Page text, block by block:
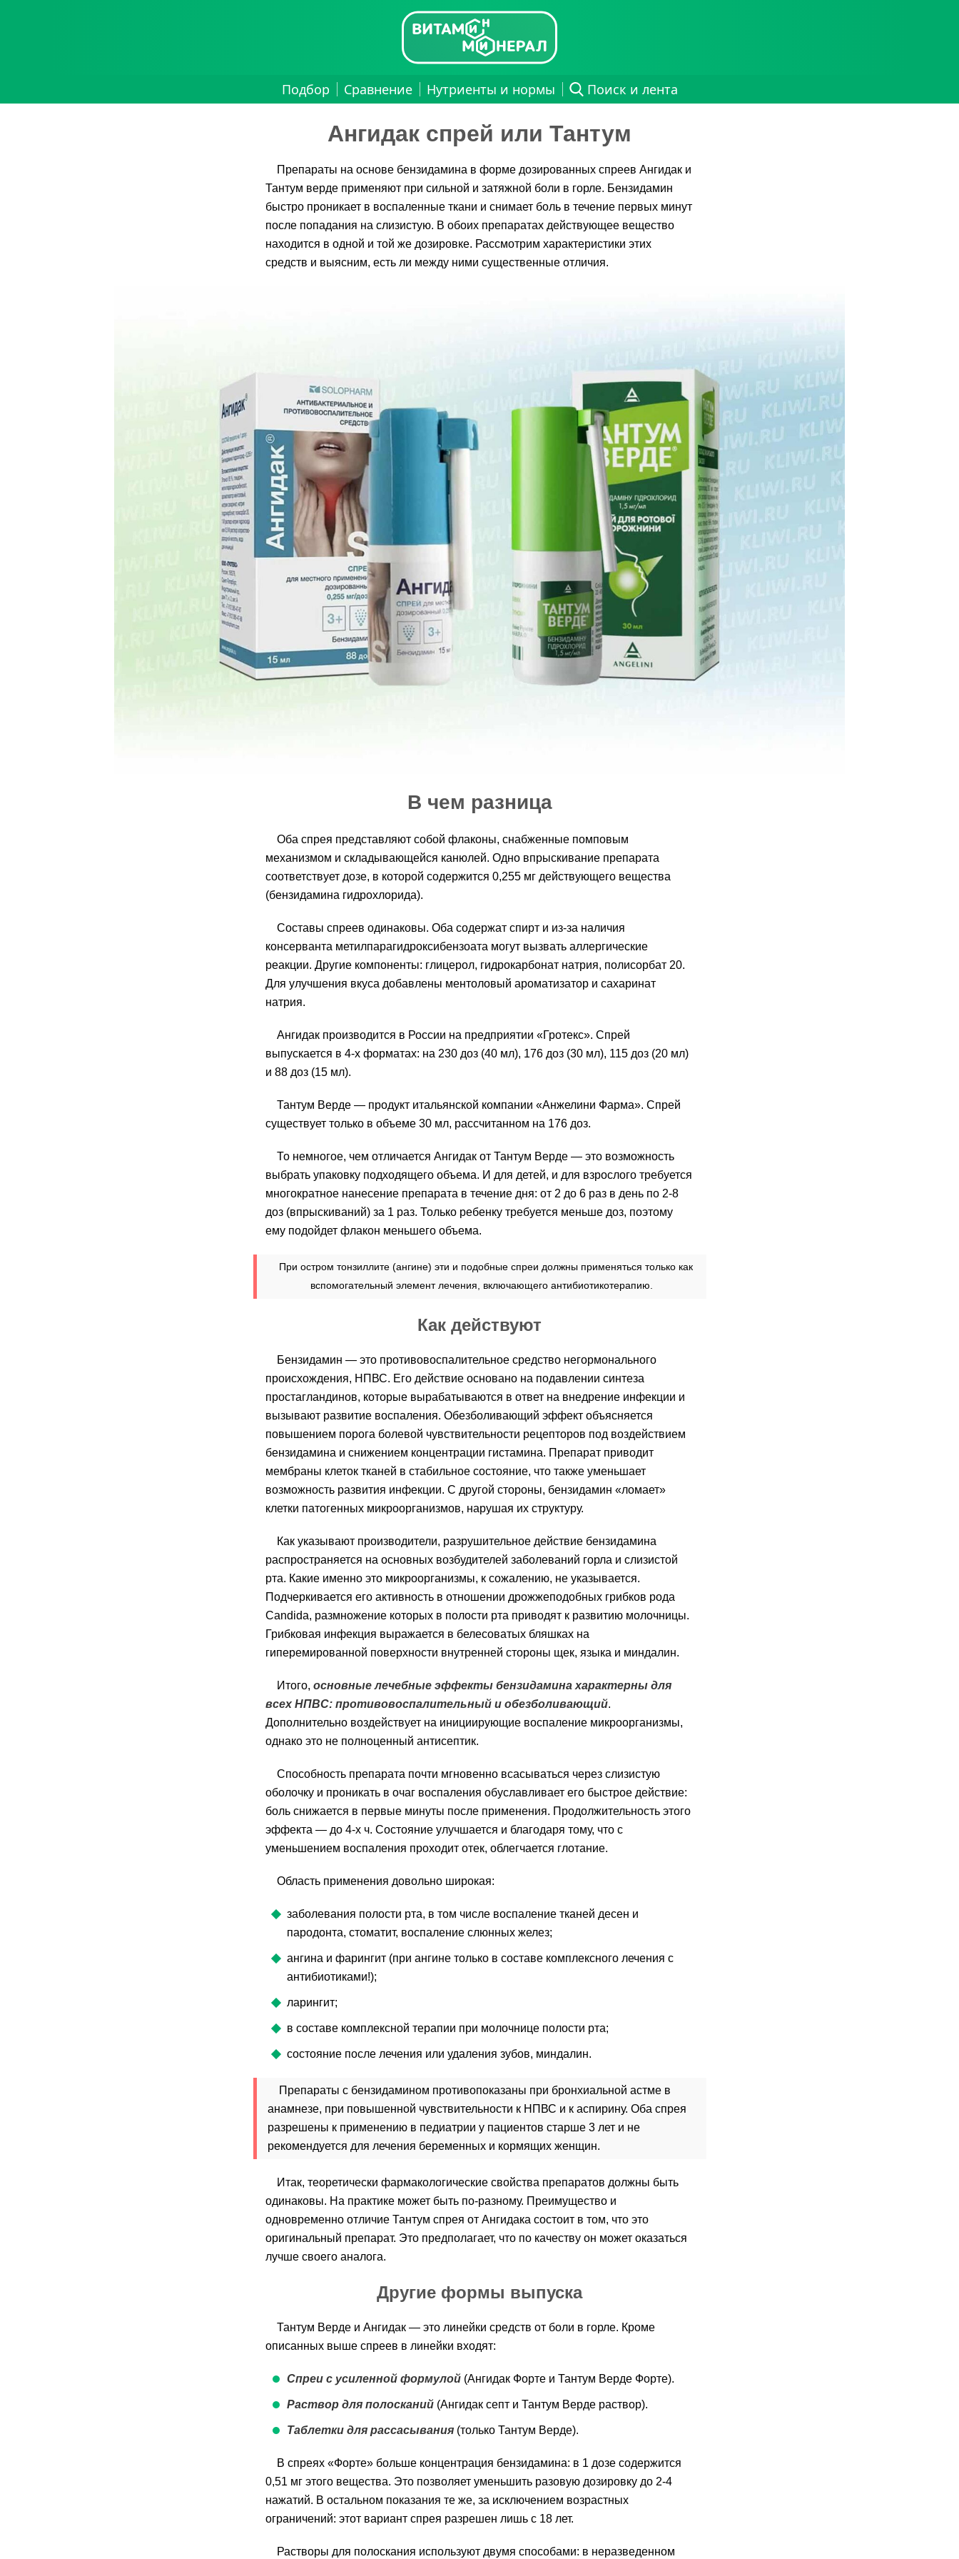
Подбор Сравнение Нутриенты и нормы Поиск и лента
Ангидак спрей или Тантум
Препараты на основе бензидамина в форме дозированных спреев Ангидак и
Тантум верде применяют при сильной и затяжной боли в горле. Бензидамин
быстро проникает в воспаленные ткани и снимает боль в течение первых минут
после попадания на слизистую. В обоих препаратах действующее вещество
находится в одной и той же дозировке. Рассмотрим характеристики этих
средств и выясним, есть ли между ними существенные отличия.
В чем разница
Оба спрея представляют собой флаконы, снабженные помповым
механизмом и складывающейся канюлей. Одно впрыскивание препарата
соответствует дозе, в которой содержится 0,255 мг действующего вещества
(бензидамина гидрохлорида).
Составы спреев одинаковы. Оба содержат спирт и из-за наличия
консерванта метилпарагидроксибензоата могут вызвать аллергические
реакции. Другие компоненты: глицерол, гидрокарбонат натрия, полисорбат 20.
Для улучшения вкуса добавлены ментоловый ароматизатор и сахаринат
натрия.
Ангидак производится в России на предприятии «Гротекс». Спрей
выпускается в 4-х форматах: на 230 доз (40 мл), 176 доз (30 мл), 115 доз (20 мл)
и 88 доз (15 мл).
Тантум Верде — продукт итальянской компании «Анжелини Фарма». Спрей
существует только в объеме 30 мл, рассчитанном на 176 доз.
То немногое, чем отличается Ангидак от Тантум Верде — это возможность
выбрать упаковку подходящего объема. И для детей, и для взрослого требуется
многократное нанесение препарата в течение дня: от 2 до 6 раз в день по 2-8
доз (впрыскиваний) за 1 раз. Только ребенку требуется меньше доз, поэтому
ему подойдет флакон меньшего объема.
При остром тонзиллите (ангине) эти и подобные спреи должны применяться только как
вспомогательный элемент лечения, включающего антибиотикотерапию.
Как действуют
Бензидамин — это противовоспалительное средство негормонального
происхождения, НПВС. Его действие основано на подавлении синтеза
простагландинов, которые вырабатываются в ответ на внедрение инфекции и
вызывают развитие воспаления. Обезболивающий эффект объясняется
повышением порога болевой чувствительности рецепторов под воздействием
бензидамина и снижением концентрации гистамина. Препарат приводит
мембраны клеток тканей в стабильное состояние, что также уменьшает
возможность развития инфекции. С другой стороны, бензидамин «ломает»
клетки патогенных микроорганизмов, нарушая их структуру.
Как указывают производители, разрушительное действие бензидамина
распространяется на основных возбудителей заболеваний горла и слизистой
рта. Какие именно это микроорганизмы, к сожалению, не указывается.
Подчеркивается его активность в отношении дрожжеподобных грибков рода
Candida, размножение которых в полости рта приводят к развитию молочницы.
Грибковая инфекция выражается в белесоватых бляшках на
гиперемированной поверхности внутренней стороны щек, языка и миндалин.
Итого, основные лечебные эффекты бензидамина характерны для
всех НПВС: противовоспалительный и обезболивающий.
Дополнительно воздействует на инициирующие воспаление микроорганизмы,
однако это не полноценный антисептик.
Способность препарата почти мгновенно всасываться через слизистую
оболочку и проникать в очаг воспаления обуславливает его быстрое действие:
боль снижается в первые минуты после применения. Продолжительность этого
эффекта — до 4-х ч. Состояние улучшается и благодаря тому, что с
уменьшением воспаления проходит отек, облегчается глотание.
Область применения довольно широкая:
заболевания полости рта, в том числе воспаление тканей десен и
пародонта, стоматит, воспаление слюнных желез;
ангина и фарингит (при ангине только в составе комплексного лечения с
антибиотиками!);
ларингит;
в составе комплексной терапии при молочнице полости рта;
состояние после лечения или удаления зубов, миндалин.
Препараты с бензидамином противопоказаны при бронхиальной астме в
анамнезе, при повышенной чувствительности к НПВС и к аспирину. Оба спрея
разрешены к применению в педиатрии у пациентов старше 3 лет и не
рекомендуется для лечения беременных и кормящих женщин.
Итак, теоретически фармакологические свойства препаратов должны быть
одинаковы. На практике может быть по-разному. Преимущество и
одновременно отличие Тантум спрея от Ангидака состоит в том, что это
оригинальный препарат. Это предполагает, что по качеству он может оказаться
лучше своего аналога.
Другие формы выпуска
Тантум Верде и Ангидак — это линейки средств от боли в горле. Кроме
описанных выше спреев в линейки входят:
Спреи с усиленной формулой (Ангидак Форте и Тантум Верде Форте).
Раствор для полосканий (Ангидак септ и Тантум Верде раствор).
Таблетки для рассасывания (только Тантум Верде).
В спреях «Форте» больше концентрация бензидамина: в 1 дозе содержится
0,51 мг этого вещества. Это позволяет уменьшить разовую дозировку до 2-4
нажатий. В остальном показания те же, за исключением возрастных
ограничений: этот вариант спрея разрешен лишь с 18 лет.
Растворы для полоскания используют двумя способами: в неразведенном